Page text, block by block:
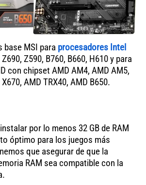
MSI para procesadores Intel
Z590, B760, B660, H610 y para
con chipset AMD AM4, AMD AM5,
AMD TRX40, AMD B650.
por lo menos 32 GB de RAM
óptimo para los juegos más
que asegurar de que la
RAM sea compatible con la